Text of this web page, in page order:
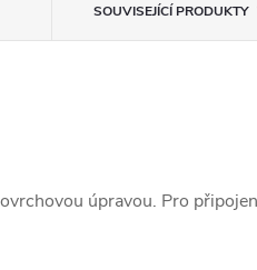
SOUVISEJÍCÍ PRODUKTY
úpravou. Pro